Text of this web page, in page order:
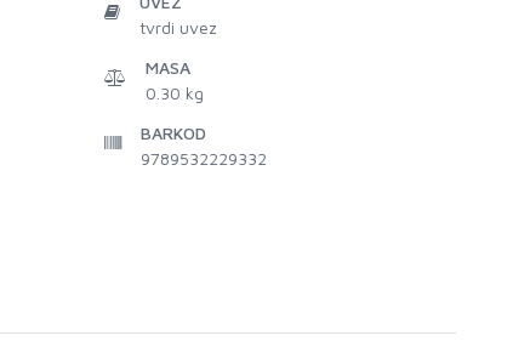
tvrdi uvez
MASA
0.30 kg
BARKOD
9789532229332